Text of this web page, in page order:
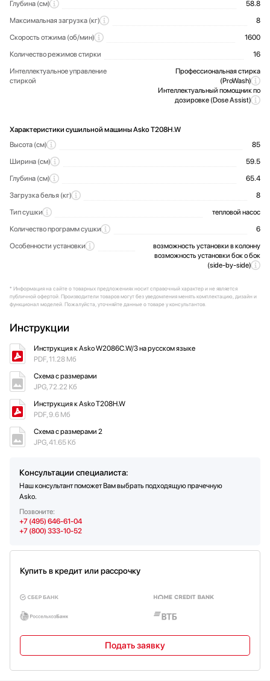
Глубина (см)
58.8
Максимальная загрузка (кг)
8
Скорость отжима (об/мин)
1600
Количество режимов стирки
16
Интеллектуальное управление
стиркой
Профессиональная стирка
(ProWash)
Интеллектуальный помощник по
дозировке (Dose Assist)
Характеристики сушильной машины Asko T208H.W
Высота (см)
85
Ширина (см)
59.5
Глубина (см)
65.4
Загрузка белья (кг)
8
Тип сушки
тепловой насос
Количество программ сушки
6
Особенности установки
возможность установки в колонну
возможность установки бок о бок
(side-by-side)
* Информация на сайте о товарных предложениях носит справочный характер и не является
публичной офертой. Производители товаров могут без уведомления менять комплектацию, дизайн и
функционал моделей. Пожалуйста, уточняйте данные о товаре у консультантов.
Инструкции
Инструкция к Asko W2086C.W/3 на русском языке
PDF, 11.28 Мб
Схема с размерами
JPG, 72.22 Кб
Инструкция к Asko T208H.W
PDF, 9.6 Мб
Схема с размерами 2
JPG, 41.65 Кб
Консультации специалиста:
Наш консультант поможет Вам выбрать подходящую прачечную
Asko.
Позвоните:
+7 (495) 646-61-04
+7 (800) 333-10-52
Купить в кредит или рассрочку
Подать заявку